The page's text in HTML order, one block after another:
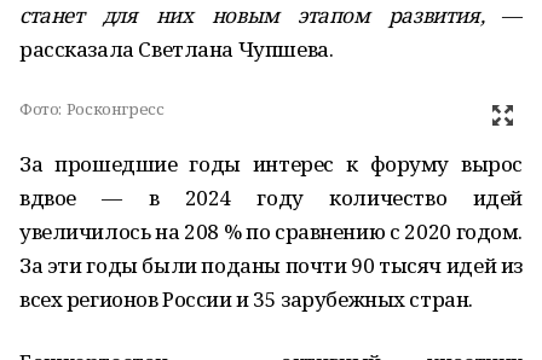
станет для них новым этапом развития,—
рассказала Светлана Чупшева.
Фото: Росконгресс
За прошедшие годы интерес к форуму вырос
вдвое — в 2024 году количество идей
увеличилось на 208 % по сравнению с 2020 годом.
За эти годы были поданы почти 90 тысяч идей из
всех регионов России и 35 зарубежных стран.